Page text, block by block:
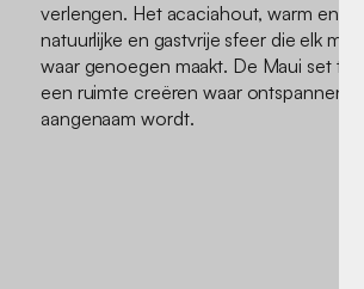
verlengen. Het acaciahout, warm en
natuurlijke en gastvrije sfeer die elk
waar genoegen maakt. De Maui set
een ruimte creëren waar ontspannen
aangenaam wordt.